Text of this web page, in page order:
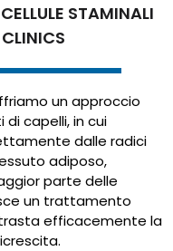
STAMINALI
un approccio
capelli, in cui
dalle radici
adiposo,
parte delle
un trattamento
efficacemente la